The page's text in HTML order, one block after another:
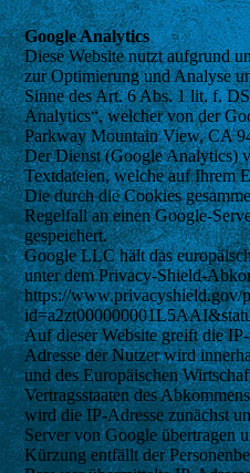
Google Analytics
Diese Website nutzt aufgrund
zur Optimierung und Analyse
Sinne des Art. 6 Abs. 1 lit. f.
Analytics“, welcher von der
Parkway Mountain View, CA
Der Dienst (Google Analytics)
Textdateien, welche auf Ihrem
Die durch die Cookies
Regelfall an einen Google-
gespeichert.
Google LLC hält das
unter dem Privacy-Shield-
https://www.privacyshield.gov/
Auf dieser Website greift die
Adresse der Nutzer wird
und des Europäischen
Vertragsstaaten des
wird die IP-Adresse zunächst
Server von Google übertragen
Kürzung entfällt der